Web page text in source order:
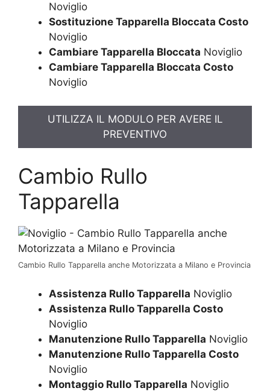
Noviglio
Sostituzione Tapparella Bloccata Costo
Noviglio
Cambiare Tapparella Bloccata Noviglio
Cambiare Tapparella Bloccata Costo
Noviglio
UTILIZZA IL MODULO PER AVERE IL
PREVENTIVO
Cambio Rullo
Tapparella
Cambio Rullo Tapparella anche Motorizzata a Milano e Provincia
Assistenza Rullo Tapparella Noviglio
Assistenza Rullo Tapparella Costo
Noviglio
Manutenzione Rullo Tapparella Noviglio
Manutenzione Rullo Tapparella Costo
Noviglio
Montaggio Rullo Tapparella Noviglio